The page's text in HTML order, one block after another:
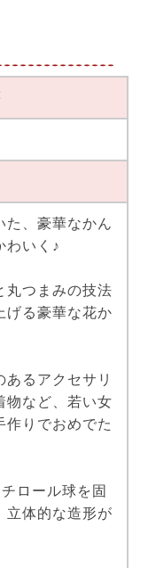
た、豪華なかん
わいく♪
丸つまみの技法
げる豪華な花か
るアクセサリ
物など、若い女
作りでおめでた
ロール球を固
立体的な造形が